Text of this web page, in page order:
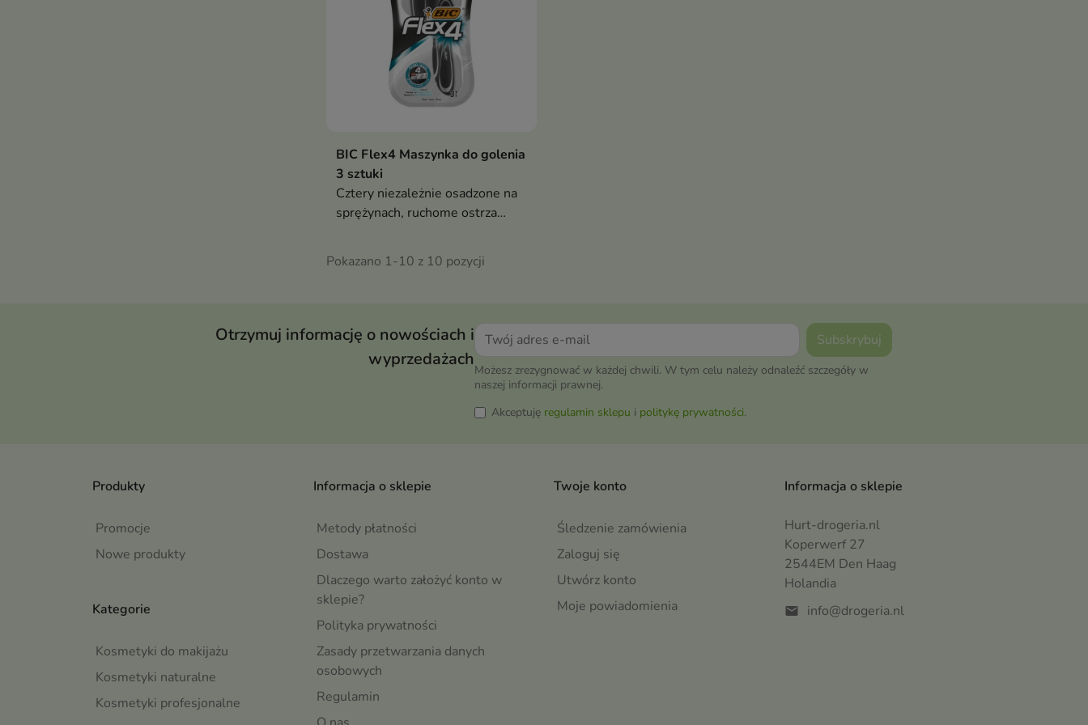
BIC Flex4 Maszynka do golenia
3 sztuki
Cztery niezależnie osadzone na
sprężynach, ruchome ostrza
przyleganie do skóry
Pokazano 1-10 z 10 pozycji
Otrzymuj informację o nowościach i
wyprzedażach
Możesz zrezygnować w każdej chwili. W tym celu należy odnaleźć szczegóły w
naszej informacji prawnej.
Akceptuję regulamin sklepu i politykę prywatności.
Produkty
Promocje
Nowe produkty
Informacja o sklepie
Metody płatności
Dostawa
Dlaczego warto założyć konto w
sklepie?
Polityka prywatności
Zasady przetwarzania danych
osobowych
Regulamin
Kategorie
Kosmetyki do makijażu
Kosmetyki naturalne
Kosmetyki profesjonalne
Twoje konto
Śledzenie zamówienia
Zaloguj się
Utwórz konto
Moje powiadomienia
Informacja o sklepie
Hurt-drogeria.nl
Koperwerf 27
2544EM Den Haag
Holandia
mail info@drogeria.nl